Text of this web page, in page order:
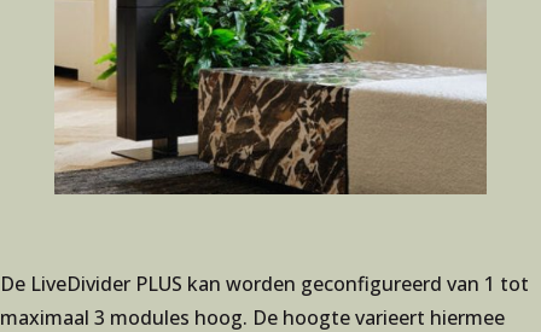
De LiveDivider PLUS kan worden geconfigureerd van 1 tot
maximaal 3 modules hoog. De hoogte varieert hiermee